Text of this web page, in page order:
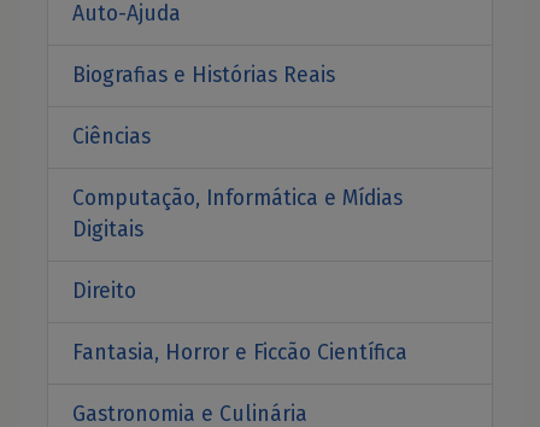
Auto-Ajuda
Biografias e Histórias Reais
Ciências
Computação, Informática e Mídias
Digitais
Direito
Fantasia, Horror e Ficcão Científica
Gastronomia e Culinária